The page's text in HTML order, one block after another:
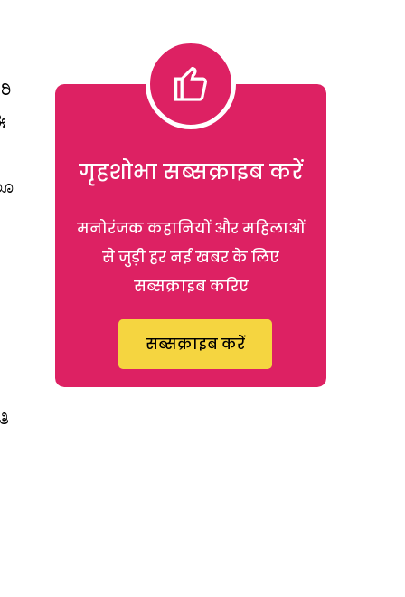
गृहशोभा सब्सक्राइब करें
मनोरंजक कहानियों और महिलाओं
से जुड़ी हर नई खबर के लिए
सब्सक्राइब करिए
सब्सक्राइब करें